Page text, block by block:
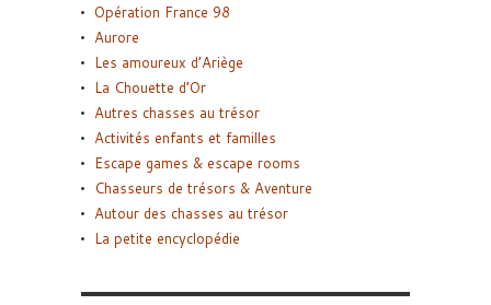
Opération France 98
Aurore
Les amoureux d’Ariège
La Chouette d’Or
Autres chasses au trésor
Activités enfants et familles
Escape games & escape rooms
Chasseurs de trésors & Aventure
Autour des chasses au trésor
La petite encyclopédie